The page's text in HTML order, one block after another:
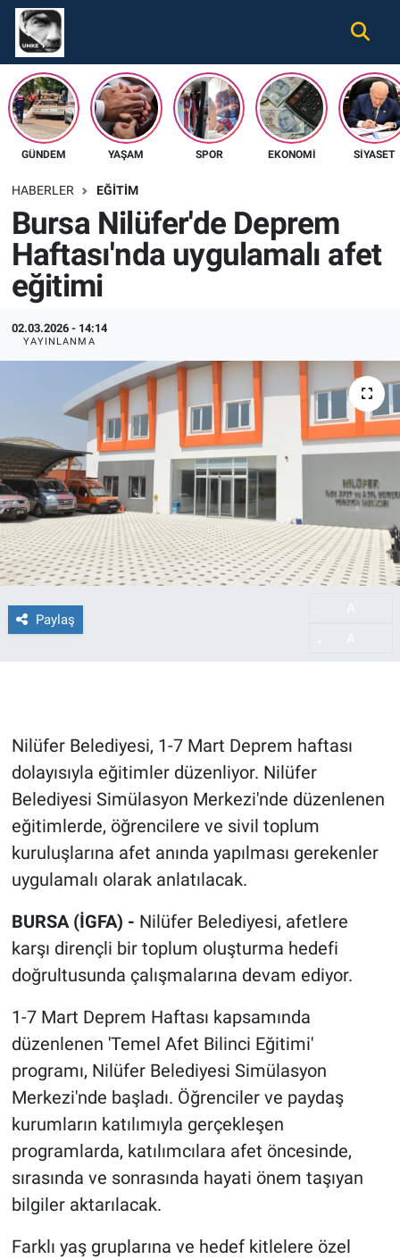
GÜNDEM YAŞAM SPOR EKONOMI SIYASET
HABERLER EĞITIM
Bursa Nilüfer'de Deprem
Haftası'nda uygulamalı afet
eğitimi
02.03.2026 - 14:14
YAYINLANMA
Paylaş
Nilüfer Belediyesi, 1-7 Mart Deprem haftası
dolayısıyla eğitimler düzenliyor. Nilüfer
Belediyesi Simülasyon Merkezi'nde düzenlenen
eğitimlerde, öğrencilere ve sivil toplum
kuruluşlarına afet anında yapılması gerekenler
uygulamalı olarak anlatılacak.
BURSA (İGFA) - Nilüfer Belediyesi, afetlere
karşı dirençli bir toplum oluşturma hedefi
doğrultusunda çalışmalarına devam ediyor.
1-7 Mart Deprem Haftası kapsamında
düzenlenen 'Temel Afet Bilinci Eğitimi'
programı, Nilüfer Belediyesi Simülasyon
Merkezi'nde başladı. Öğrenciler ve paydaş
kurumların katılımıyla gerçekleşen
programlarda, katılımcılara afet öncesinde,
sırasında ve sonrasında hayati önem taşıyan
bilgiler aktarılacak.
Farklı yaş gruplarına ve hedef kitlelere özel
Gündem
Ekonomi
Spor
Tüm Haberler
İletişim
Künye
Nöbetçi Eczaneler
Hava Durumu
Namaz Vakitleri
Süper Lig Puan Durumu ve Fikstür
Tüm Manşetler
Son Dakika Haberleri
Haber Arşivi